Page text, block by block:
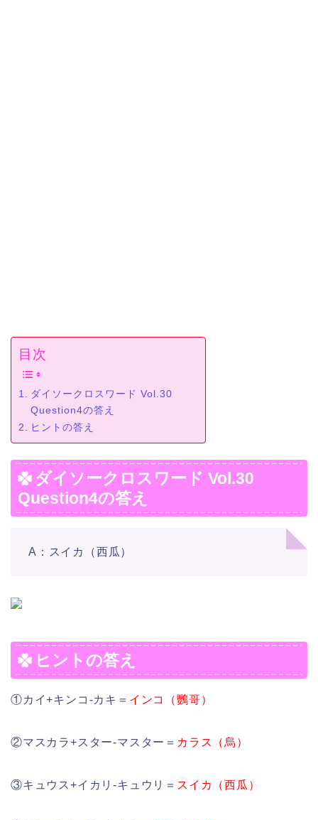
目次
ダイソークロスワード Vol.30
Question4の答え
ヒントの答え
ダイソークロスワード Vol.30
Question4の答え
A：スイカ（西瓜）
ヒントの答え
①カイ+キンコ‐カキ＝ インコ（鸚哥）
②マスカラ+スター-マスター＝ カラス（烏）
③キュウス+イカリ-キュウリ＝ スイカ（西瓜）